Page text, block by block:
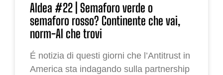
AIdea #22 | Semaforo verde o
semaforo rosso? Continente che vai,
norm-AI che trovi
É notizia di questi giorni che l’Antitrust in
America sta indagando sulla partnership